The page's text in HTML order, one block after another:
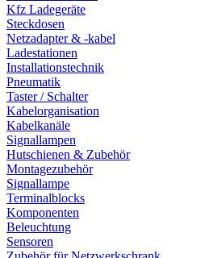
Kfz Ladegeräte
Steckdosen
Netzadapter & -kabel
Ladestationen
Installationstechnik
Pneumatik
Taster / Schalter
Kabelorganisation
Kabelkanäle
Signallampen
Hutschienen & Zubehör
Montagezubehör
Signallampe
Terminalblocks
Komponenten
Beleuchtung
Sensoren